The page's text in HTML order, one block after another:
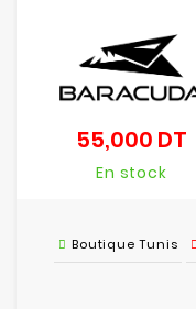
55,000 DT
En stock
Boutique Tunis